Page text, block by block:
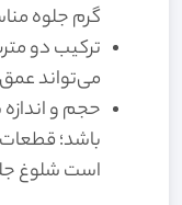
گرم جلوه
ترکیب دو
می‌تواند
حجم و
باشد؛
است شلوغ